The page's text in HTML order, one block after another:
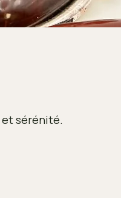
et sérénité.